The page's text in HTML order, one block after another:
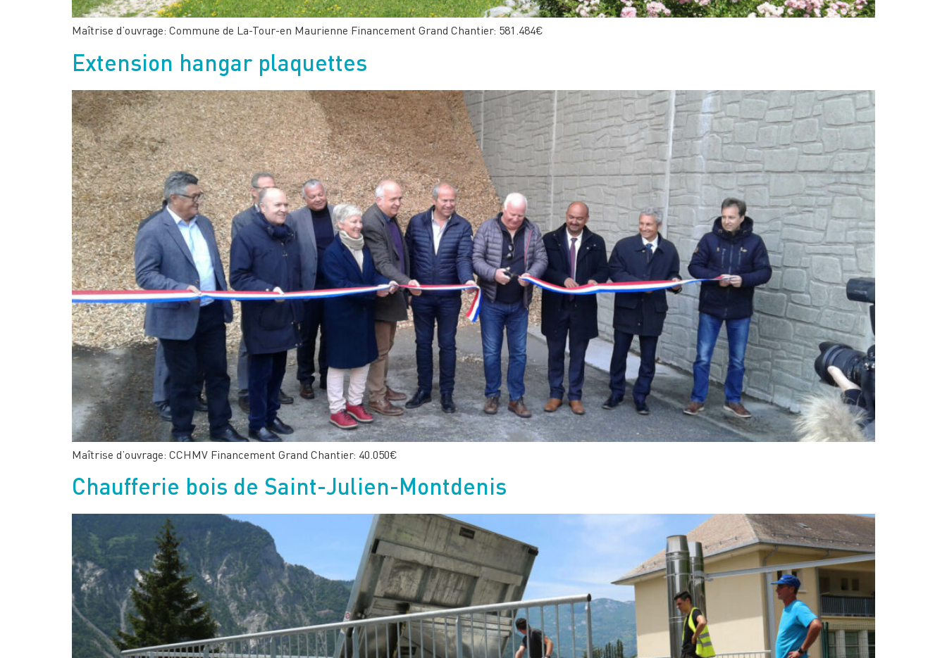
Maîtrise d’ouvrage: Commune de La-Tour-en Maurienne Financement Grand Chantier: 581.484€
Extension hangar plaquettes
Maîtrise d’ouvrage: CCHMV Financement Grand Chantier: 40.050€
Chaufferie bois de Saint-Julien-Montdenis